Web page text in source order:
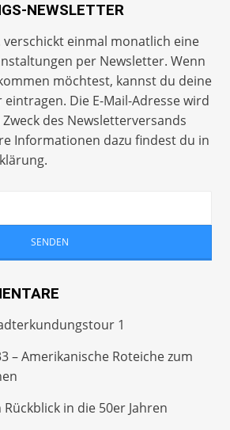
NEWSLETTER
verschickt einmal monatlich eine
per Newsletter. Wenn
möchtest, kannst du deine
eintragen. Die E-Mail-Adresse wird
des Newsletterversands
Informationen dazu findest du in
.
1
– Amerikanische Roteiche zum
Rückblick in die 50er Jahren